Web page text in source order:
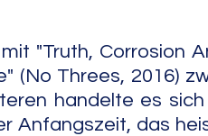
"Truth, Corrosion
(No Threes, 2016)
handelte es
Anfangszeit, das